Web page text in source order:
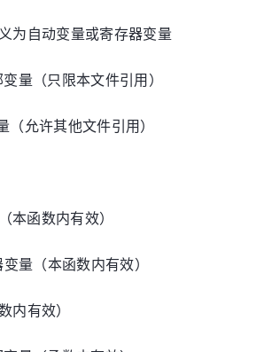
为自动变量或寄存器变量
量（只限本文件引用）
（允许其他文件引用）
本函数内有效）
量（本函数内有效）
内有效）